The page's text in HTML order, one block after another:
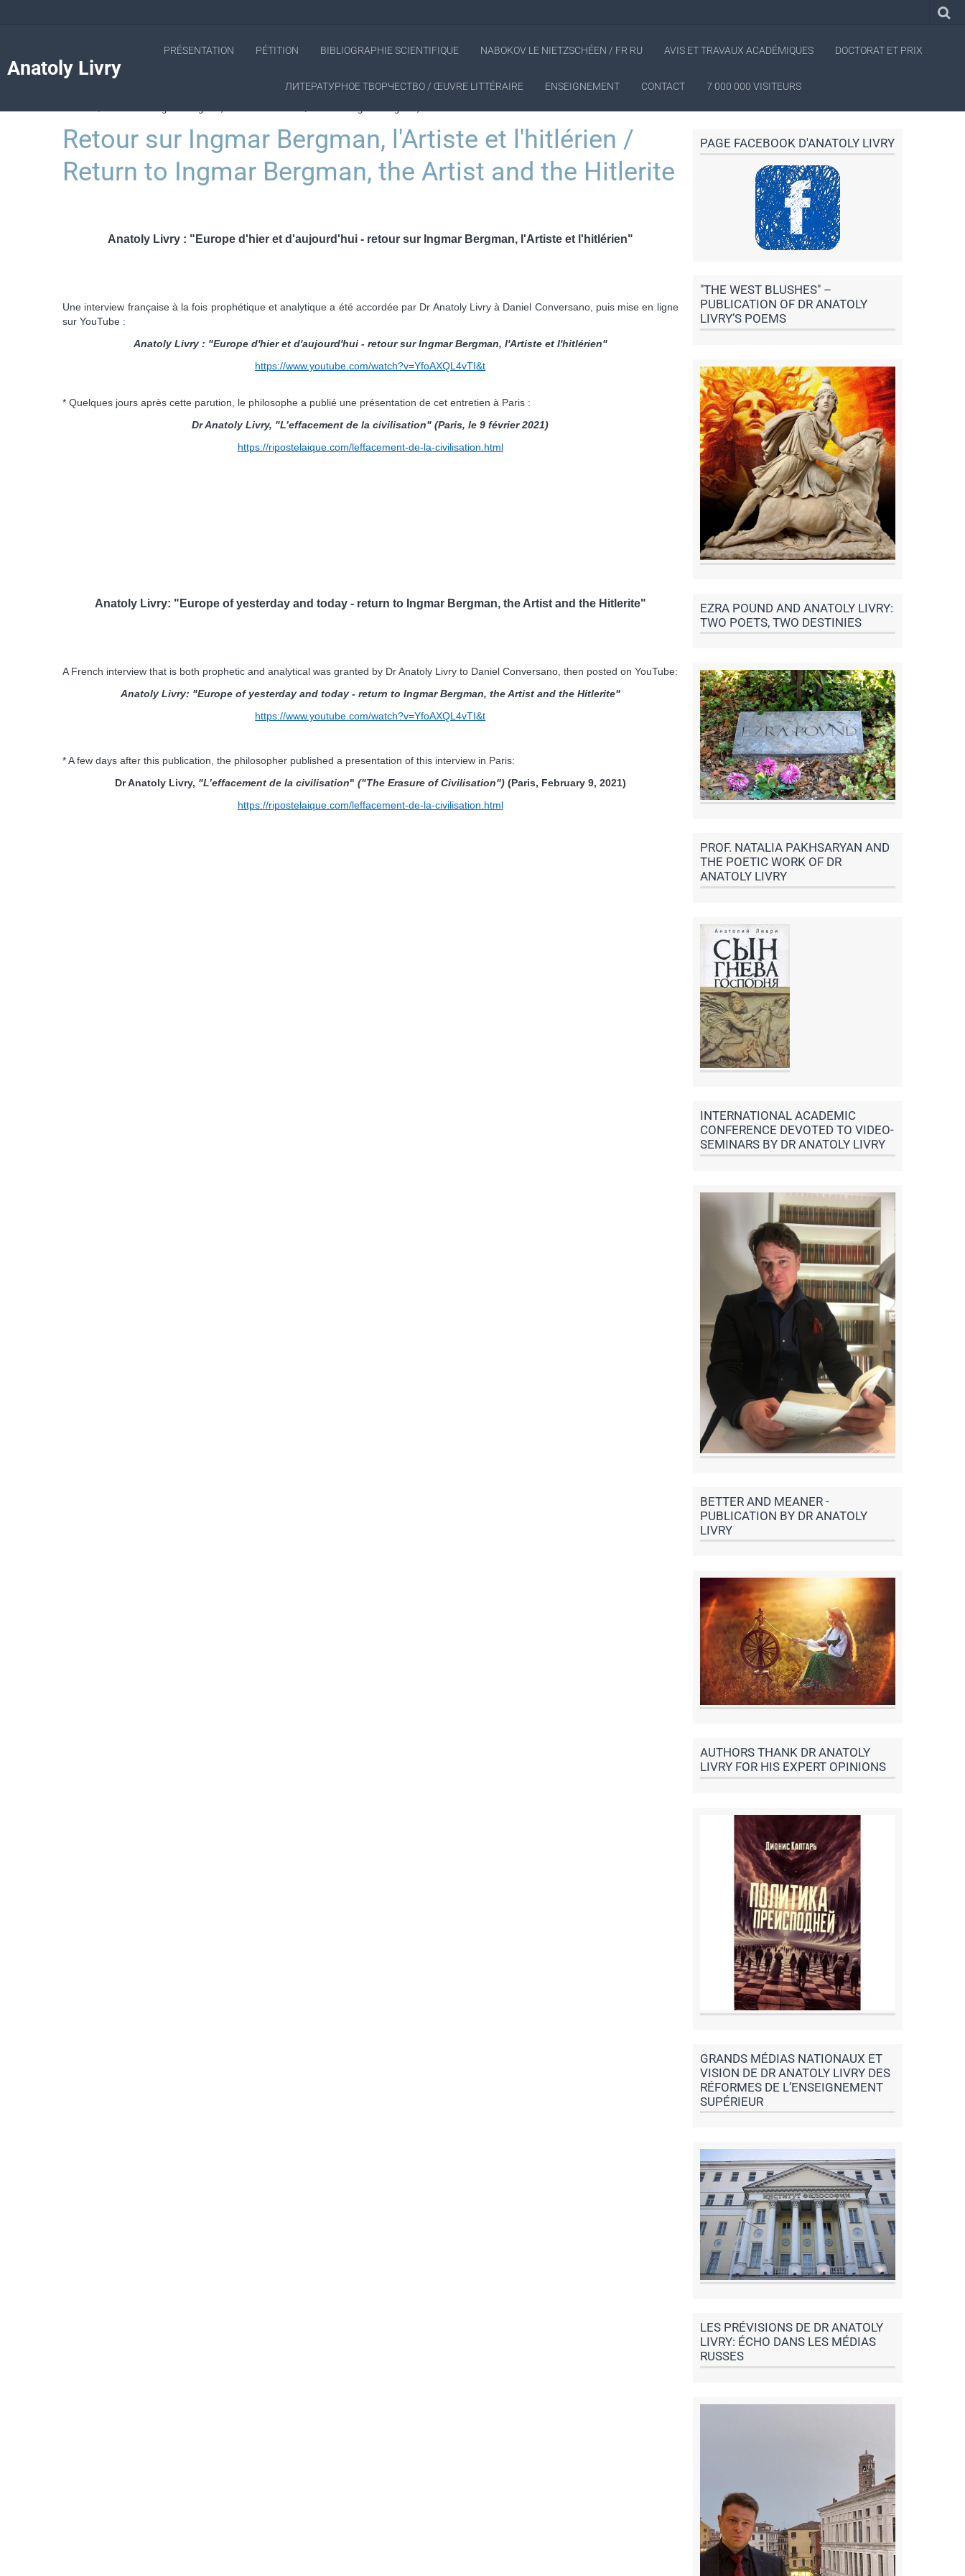
Anatoly Livry
PRÉSENTATION PÉTITION BIBLIOGRAPHIE SCIENTIFIQUE NABOKOV LE NIETZSCHÉEN / FR RU AVIS ET TRAVAUX ACADÉMIQUES DOCTORAT ET PRIX
ЛИТЕРАТУРНОЕ ТВОРЧЕСТВО / ŒUVRE LITTÉRAIRE ENSEIGNEMENT CONTACT 7 000 000 VISITEURS
Retour sur Ingmar Bergman, l'Artiste et l'hitlérien /
Return to Ingmar Bergman, the Artist and the Hitlerite
Anatoly Livry : "Europe d'hier et d'aujourd'hui - retour sur Ingmar Bergman, l'Artiste et l'hitlérien"
Une interview française à la fois prophétique et analytique a été accordée par Dr Anatoly Livry à Daniel Conversano, puis mise en ligne
sur YouTube :
Anatoly Livry : "Europe d'hier et d'aujourd'hui - retour sur Ingmar Bergman, l'Artiste et l'hitlérien"
https://www.youtube.com/watch?v=YfoAXQL4vTI&t
* Quelques jours après cette parution, le philosophe a publié une présentation de cet entretien à Paris :
Dr Anatoly Livry, "L’effacement de la civilisation" (Paris, le 9 février 2021)
https://ripostelaique.com/leffacement-de-la-civilisation.html
Anatoly Livry: "Europe of yesterday and today - return to Ingmar Bergman, the Artist and the Hitlerite"
A French interview that is both prophetic and analytical was granted by Dr Anatoly Livry to Daniel Conversano, then posted on YouTube:
Anatoly Livry: "Europe of yesterday and today - return to Ingmar Bergman, the Artist and the Hitlerite"
https://www.youtube.com/watch?v=YfoAXQL4vTI&t
* A few days after this publication, the philosopher published a presentation of this interview in Paris:
Dr Anatoly Livry, "L’effacement de la civilisation" ("The Erasure of Civilisation")(Paris, February 9, 2021)
https://ripostelaique.com/leffacement-de-la-civilisation.html
PAGE FACEBOOK D'ANATOLY LIVRY
"THE WEST BLUSHES" –
PUBLICATION OF DR ANATOLY
LIVRY’S POEMS
EZRA POUND AND ANATOLY LIVRY:
TWO POETS, TWO DESTINIES
PROF. NATALIA PAKHSARYAN AND
THE POETIC WORK OF DR
ANATOLY LIVRY
INTERNATIONAL ACADEMIC
CONFERENCE DEVOTED TO VIDEO-
SEMINARS BY DR ANATOLY LIVRY
BETTER AND MEANER -
PUBLICATION BY DR ANATOLY
LIVRY
AUTHORS THANK DR ANATOLY
LIVRY FOR HIS EXPERT OPINIONS
GRANDS MÉDIAS NATIONAUX ET
VISION DE DR ANATOLY LIVRY DES
RÉFORMES DE L’ENSEIGNEMENT
SUPÉRIEUR
LES PRÉVISIONS DE DR ANATOLY
LIVRY: ÉCHO DANS LES MÉDIAS
RUSSES